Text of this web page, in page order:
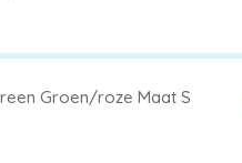
Groen/roze Maat S